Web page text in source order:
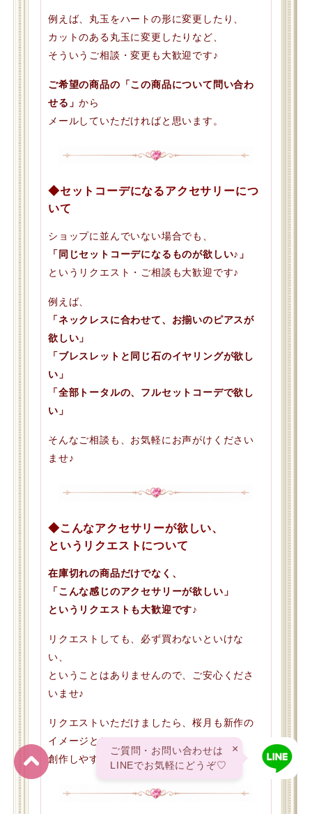
例えば、丸玉をハートの形に変更したり、
カットのある丸玉に変更したりなど、
そういうご相談・変更も大歓迎です♪
ご希望の商品の「この商品について問い合わ
せる」から
メールしていただければと思います。
◆セットコーデになるアクセサリーにつ
いて
ショップに並んでいない場合でも、
「同じセットコーデになるものが欲しい♪」
というリクエスト・ご相談も大歓迎です♪
例えば、
「ネックレスに合わせて、お揃いのピアスが
欲しい」
「ブレスレットと同じ石のイヤリングが欲し
い」
「全部トータルの、フルセットコーデで欲し
い」
そんなご相談も、お気軽にお声がけください
ませ♪
◆こんなアクセサリーが欲しい、
というリクエストについて
在庫切れの商品だけでなく、
「こんな感じのアクセサリーが欲しい」
というリクエストも大歓迎です♪
リクエストしても、必ず買わないといけな
い、
ということはありませんので、ご安心くださ
いませ♪
リクエストいただけましたら、桜月も新作の
イメージとして
創作しやすいので、とても助かります♪
ご質問・お問い合わせは
LINEでお気軽にどうぞ♡
×